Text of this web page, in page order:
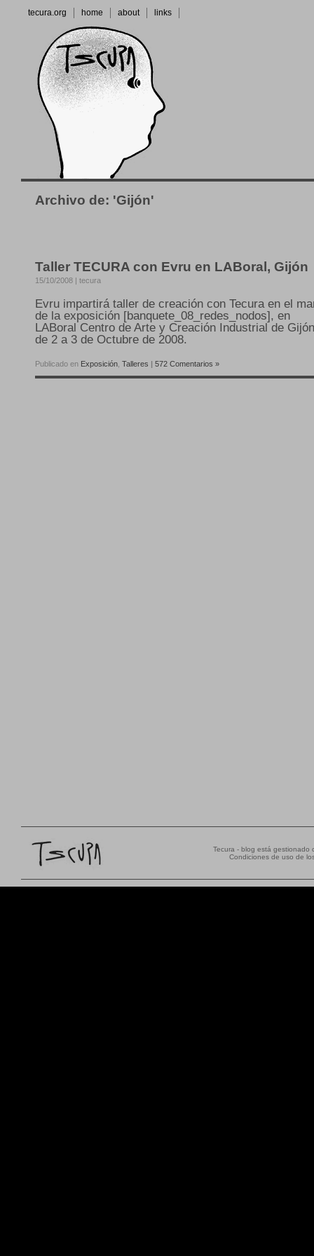
tecura.org home about links
Archivo de: 'Gijón'
Taller TECURA con Evru en LABoral, Gijón
15/10/2008 | tecura
Evru impartirá taller de creación con Tecura en el
de la exposición [banquete_08_redes_nodos], en
LABoral Centro de Arte y Creación Industrial de
de 2 a 3 de Octubre de 2008.
Publicado en Exposición Talleres | 572 Comentarios »
Tecura - blog está gestionado
Condiciones de uso de